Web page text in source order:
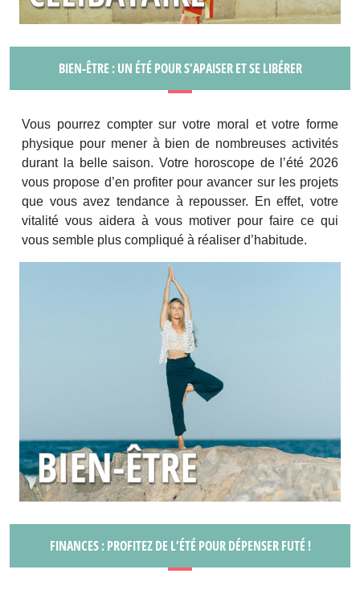
BIEN-ÊTRE : UN ÉTÉ POUR S’APAISER ET SE LIBÉRER
Vous pourrez compter sur votre moral et votre forme
physique pour mener à bien de nombreuses activités
durant la belle saison. Votre horoscope de l’été 2026
vous propose d’en profiter pour avancer sur les projets
que vous avez tendance à repousser. En effet, votre
vitalité vous aidera à vous motiver pour faire ce qui
vous semble plus compliqué à réaliser d’habitude.
FINANCES : PROFITEZ DE L’ÉTÉ POUR DÉPENSER FUTÉ !